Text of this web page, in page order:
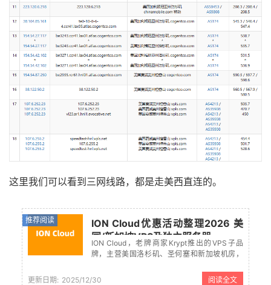
这里我们可以看到三网线路，都是走美西直连的。
推荐阅读
ION Cloud优惠活动整理2026 美
国/新加坡VPS及独立服务器
ION Cloud，老牌商家Krypt推出的VPS子品
牌，主营美国洛杉矶、圣何塞和新加坡机房，
Cloud支持中文界面，支持支付宝、PAYPAL、
更新日期: 2025/12/30 阅读全文